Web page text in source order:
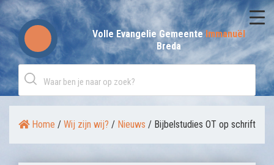
Skip
to
content
Volle Evangelie GemeenteImmanuël
Breda
Home / Wij zijn wij? / Nieuws / Bijbelstudies OT op schrift